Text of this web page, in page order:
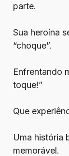
parte.
Sua heroína
“choque”.
Enfrentando
toque!”
Que
Uma história
memorável.